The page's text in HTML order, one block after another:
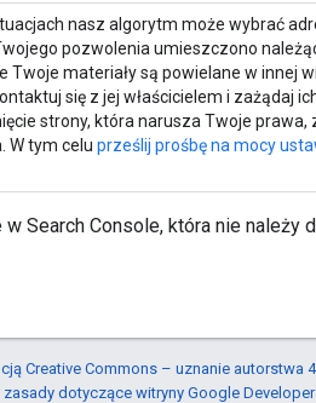
nasz algorytm może wybrać
pozwolenia umieszczono
Twoje materiały są powielane w innej
się z jej właścicielem i zażądaj
strony, która narusza Twoje prawa,
W tym celu prześlij prośbę na mocy
Search Console, która nie
Creative Commons – uznanie autorstwa
zasady dotyczące witryny Google